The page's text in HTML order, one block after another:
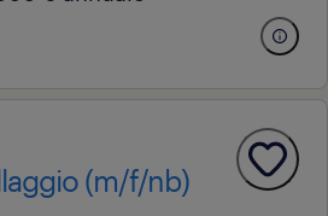
(m/f/nb)